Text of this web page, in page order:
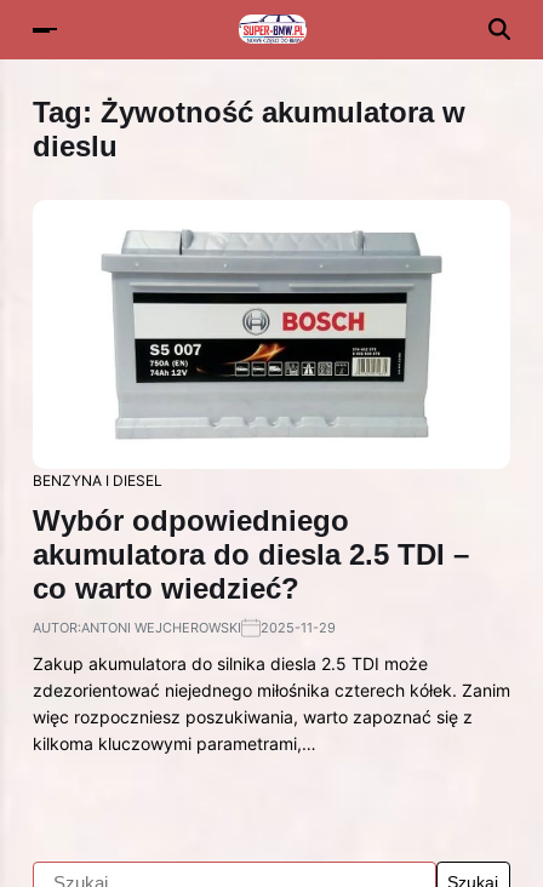
Tag: Żywotność akumulatora w
dieslu
BENZYNA I DIESEL
Wybór odpowiedniego
akumulatora do diesla 2.5 TDI –
co warto wiedzieć?
AUTOR:ANTONI WEJCHEROWSKI 2025-11-29
Zakup akumulatora do silnika diesla 2.5 TDI może
zdezorientować niejednego miłośnika czterech kółek. Zanim
więc rozpoczniesz poszukiwania, warto zapoznać się z
kilkoma kluczowymi parametrami,…